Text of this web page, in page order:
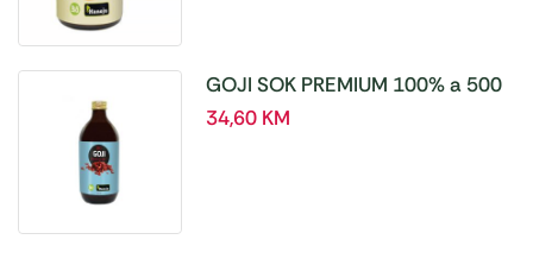
GOJI SOK PREMIUM 100% a 500
ml
34,60 KM